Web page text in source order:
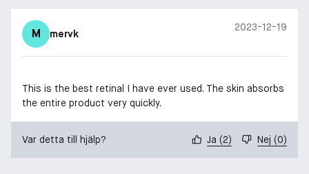
M mervk
2023-12-19
This is the best retinal I have ever used. The skin absorbs
the entire product very quickly.
Var detta till hjälp? Ja (2) Nej (0)